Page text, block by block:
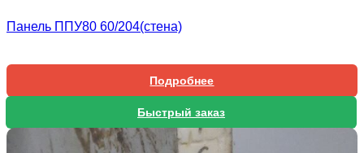
Панель ППУ80 60/204(стена)
Подробнее
Быстрый заказ